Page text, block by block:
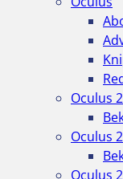
Oculus
Oculus
Oculus